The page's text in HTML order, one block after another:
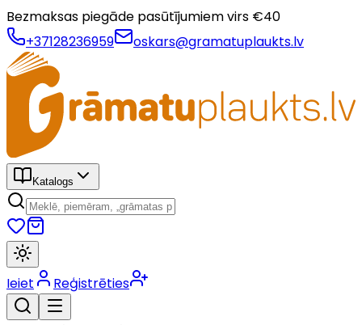
Bezmaksas piegāde pasūtījumiem virs €40
+37128236959
oskars@gramatuplaukts.lv
Katalogs
Ieiet Reģistrēties